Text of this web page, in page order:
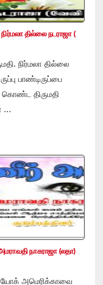
தில்லை நடராஜா (
நிர்மலா தில்லை
பாண்டிருப்பை
கொண்ட திருமதி
…
நாகராஜா (லதா)
அமெரிக்காவை